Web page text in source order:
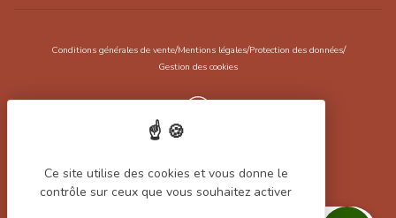
Conditions générales de vente/Mentions légales/Protection des données/
Gestion des cookies
Réalisation Koredge
Ce site utilise des cookies et vous donne le
contrôle sur ceux que vous souhaitez activer